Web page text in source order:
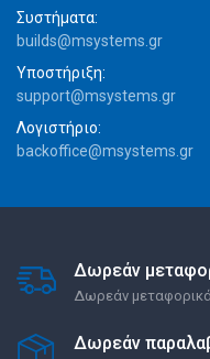
Συστήματα:
builds@msystems.gr
Υποστήριξη:
support@msystems.gr
Λογιστήριο:
backoffice@msystems.gr
Δωρεάν
Δωρεάν
Δωρεάν